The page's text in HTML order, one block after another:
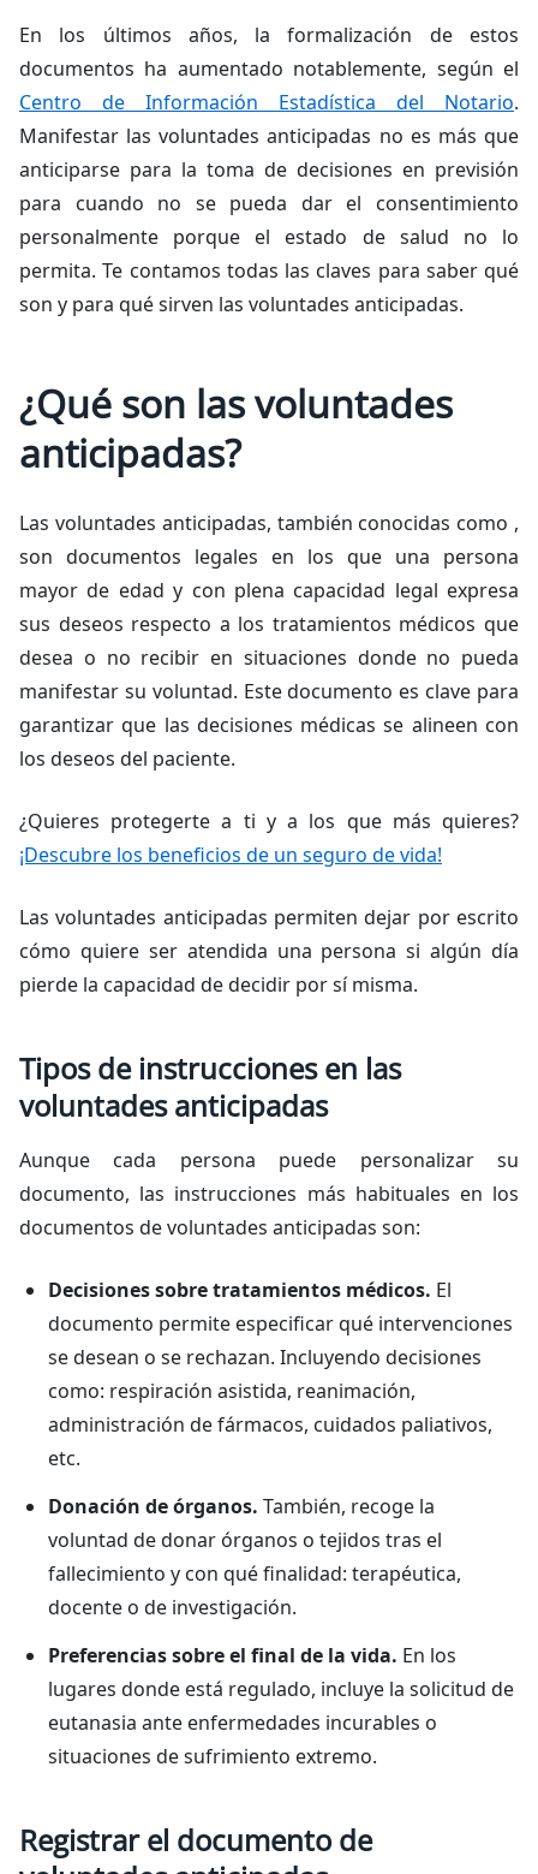
En los últimos años, la formalización de estos
documentos ha aumentado notablemente, según el
Centro de Información Estadística del Notario.
Manifestar las voluntades anticipadas no es más que
anticiparse para la toma de decisiones en previsión
para cuando no se pueda dar el consentimiento
personalmente porque el estado de salud no lo
permita. Te contamos todas las claves para saber qué
son y para qué sirven las voluntades anticipadas.
¿Qué son las voluntades
anticipadas?
Las voluntades anticipadas, también conocidas como ,
son documentos legales en los que una persona
mayor de edad y con plena capacidad legal expresa
sus deseos respecto a los tratamientos médicos que
desea o no recibir en situaciones donde no pueda
manifestar su voluntad. Este documento es clave para
garantizar que las decisiones médicas se alineen con
los deseos del paciente.
¿Quieres protegerte a ti y a los que más quieres?
¡Descubre los beneficios de un seguro de vida!
Las voluntades anticipadas permiten dejar por escrito
cómo quiere ser atendida una persona si algún día
pierde la capacidad de decidir por sí misma.
Tipos de instrucciones en las
voluntades anticipadas
Aunque cada persona puede personalizar su
documento, las instrucciones más habituales en los
documentos de voluntades anticipadas son:
Decisiones sobre tratamientos médicos. El
documento permite especificar qué intervenciones
se desean o se rechazan. Incluyendo decisiones
como: respiración asistida, reanimación,
administración de fármacos, cuidados paliativos,
etc.
Donación de órganos. También, recoge la
voluntad de donar órganos o tejidos tras el
fallecimiento y con qué finalidad: terapéutica,
docente o de investigación.
Preferencias sobre el final de la vida. En los
lugares donde está regulado, incluye la solicitud de
eutanasia ante enfermedades incurables o
situaciones de sufrimiento extremo.
Registrar el documento de